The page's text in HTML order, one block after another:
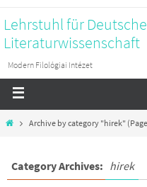
Lehrstuhl für
Literaturwissenschaft
Modern Filológiai Intézet
Archive by category "hirek"
Category Archives: hirek